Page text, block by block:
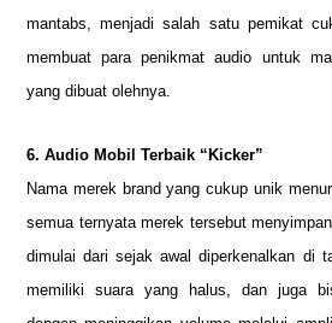
mantabs, menjadi salah satu pemikat
membuat para penikmat audio untuk
yang dibuat olehnya.
6. Audio Mobil Terbaik “Kicker”
Nama merek brand yang cukup unik
semua ternyata merek tersebut
dimulai dari sejak awal diperkenalkan di
memiliki suara yang halus, dan juga